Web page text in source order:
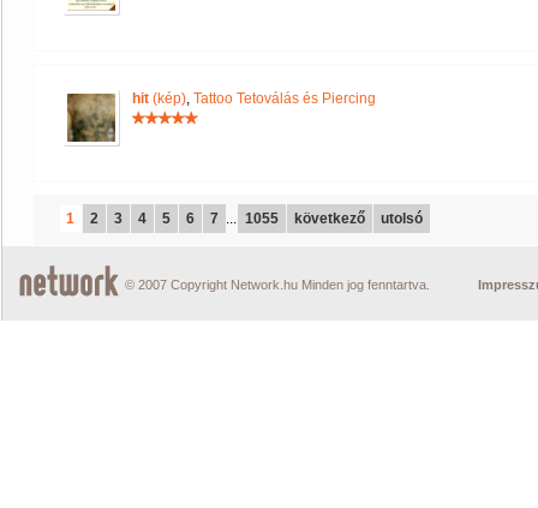
hit (kép), Tattoo Tetoválás és Piercing
1 2 3 4 5 6 7 ... 1055 következő utolsó
© 2007 Copyright Network.hu Minden jog fenntartva.